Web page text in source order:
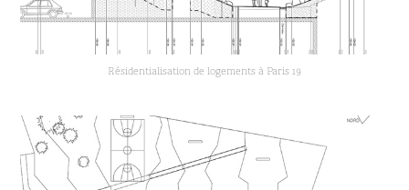
Résidentialisation de logements à Paris 19